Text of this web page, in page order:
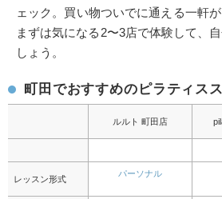
ェック。買い物ついでに通える一軒
まずは気になる2〜3店で体験して、
しょう。
町田でおすすめのピラティス
ルルト 町田店
レッスン形式
パーソナル